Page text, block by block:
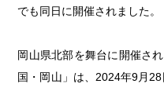
でも同日に開催されました。
岡山県北部を舞台に開催さ
国・岡山」は、2024年9月